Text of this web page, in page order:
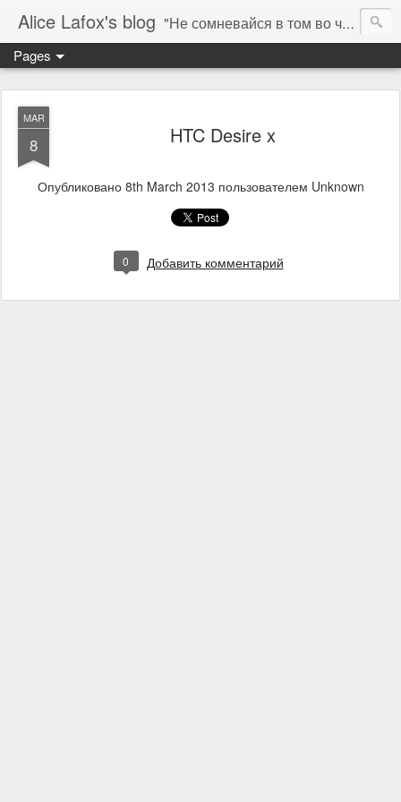
Alice Lafox's blog "Не сомневайся в том во что ты веришь. Тебе нельзя.... а мне можно". ( "You don't question what you believe. You can not. I must." ) - Гипатия 415 AD (C)
Pages
MAR
8 HTC Desire x
Опубликовано 8th March 2013 пользователем Unknown
0 Добавить комментарий